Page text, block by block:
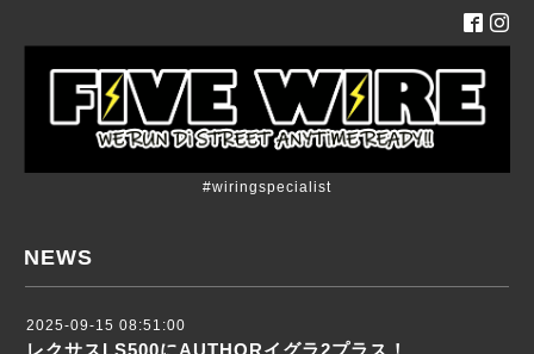
#wiringspecialist
NEWS
2025-09-15 08:51:00
レクサスLS500にAUTHORイグラ2プラス！